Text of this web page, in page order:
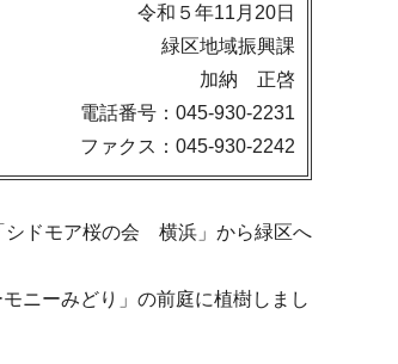
令和５年11月20日
緑区地域振興課
加納 正啓
電話番号：045-930-2231
ファクス：045-930-2242
シドモア桜の会 横浜」から緑区へ
ニーみどり」の前庭に植樹しまし